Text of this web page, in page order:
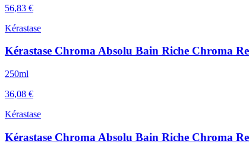
56,83 €
Kérastase
Kérastase Chroma Absolu Bain Riche Chroma
250ml
36,08 €
Kérastase
Kérastase Chroma Absolu Bain Riche Chroma